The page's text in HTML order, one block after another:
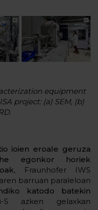
equipment
project: (a) SEM, (b)
ioien eroale geruza
egonkor horiek
, Fraunhofer IWS
barruan paraleloan
katodo batekin
azken gelaxkan